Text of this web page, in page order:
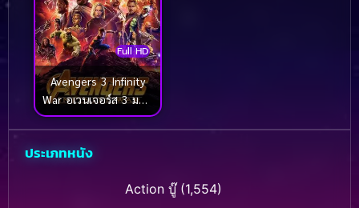
Full HD
Avengers 3 Infinity
War อเวนเจอร์ส 3 มหา
สงครามอัญมณีล้าง
ประเภทหนัง
Action บู๊(1,554)